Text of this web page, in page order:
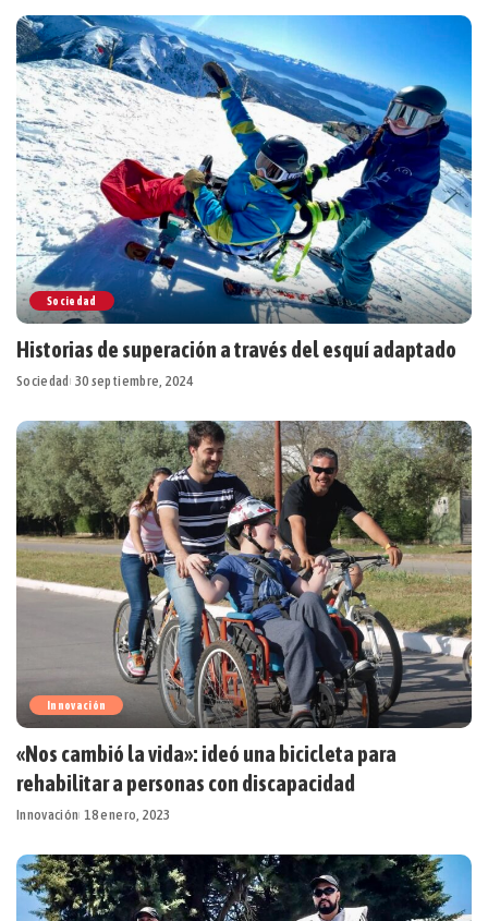
Sociedad
Historias de superación a través del esquí adaptado
Sociedad 30 septiembre, 2024
Innovación
«Nos cambió la vida»: ideó una bicicleta para
rehabilitar a personas con discapacidad
Innovación 18 enero, 2023